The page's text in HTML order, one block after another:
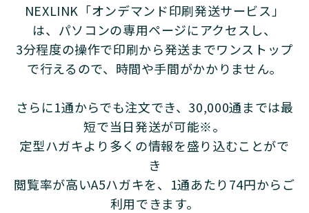
NEXLINK「オンデマンド印刷発送サービス」
は、パソコンの専用ページにアクセスし、
3分程度の操作で印刷から発送までワンストップ
で行えるので、時間や手間がかかりません。
さらに1通からでも注文でき、30,000通までは最
短で当日発送が可能※。
定型ハガキより多くの情報を盛り込むことがで
き
閲覧率が高いA5ハガキを、1通あたり74円からご
利用できます。